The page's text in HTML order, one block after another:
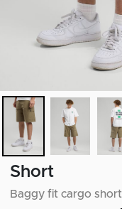
Short
Baggy fit cargo short